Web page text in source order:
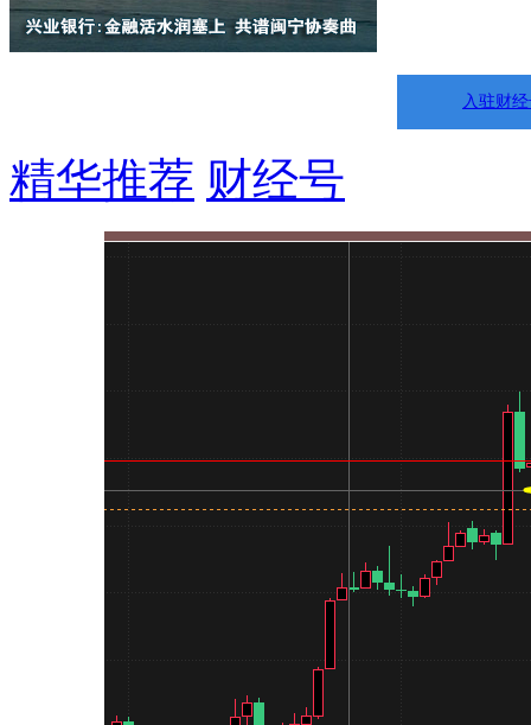
入驻财
精华推荐 财经号